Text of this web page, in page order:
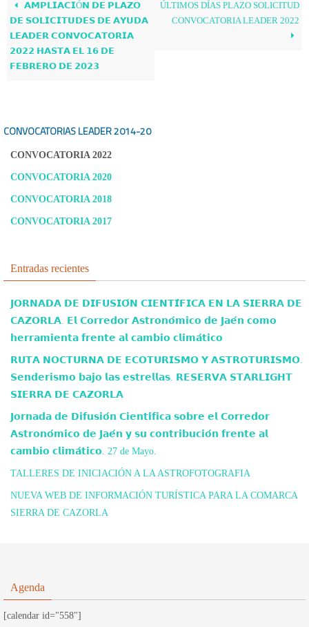
𝗔𝗠𝗣𝗟𝗜𝗔𝗖𝗜Ó𝗡 𝗗𝗘 𝗣𝗟𝗔𝗭𝗢
𝗗𝗘 𝗦𝗢𝗟𝗜𝗖𝗜𝗧𝗨𝗗𝗘𝗦 𝗗𝗘 𝗔𝗬𝗨𝗗𝗔
𝗟𝗘𝗔𝗗𝗘𝗥 𝗖𝗢𝗡𝗩𝗢𝗖𝗔𝗧𝗢𝗥𝗜𝗔
𝟮𝟬𝟮𝟮 𝗛𝗔𝗦𝗧𝗔 𝗘𝗟 𝟭𝟲 𝗗𝗘
𝗙𝗘𝗕𝗥𝗘𝗥𝗢 𝗗𝗘 𝟮𝟬𝟮𝟯
ÚLTIMOS DÍAS PLAZO SOLICITUD
CONVOCATORIA LEADER 2022
CONVOCATORIAS LEADER2014-20
CONVOCATORIA 2022
CONVOCATORIA 2020
CONVOCATORIA 2018
CONVOCATORIA 2017
Entradas recientes
𝗝𝗢𝗥𝗡𝗔𝗗𝗔 𝗗𝗘 𝗗𝗜𝗙𝗨𝗦𝗜𝗢́𝗡 𝗖𝗜𝗘𝗡𝗧𝗜́𝗙𝗜𝗖𝗔 𝗘𝗡 𝗟𝗔 𝗦𝗜𝗘𝗥𝗥𝗔 𝗗𝗘
𝗖𝗔𝗭𝗢𝗥𝗟𝗔. 𝗘𝗹 𝗖𝗼𝗿𝗿𝗲𝗱𝗼𝗿 𝗔𝘀𝘁𝗿𝗼𝗻𝗼́𝗺𝗶𝗰𝗼 𝗱𝗲 𝗝𝗮𝗲́𝗻 𝗰𝗼𝗺𝗼
𝗵𝗲𝗿𝗿𝗮𝗺𝗶𝗲𝗻𝘁𝗮 𝗳𝗿𝗲𝗻𝘁𝗲 𝗮𝗹 𝗰𝗮𝗺𝗯𝗶𝗼 𝗰𝗹𝗶𝗺𝗮́𝘁𝗶𝗰𝗼
𝗥𝗨𝗧𝗔 𝗡𝗢𝗖𝗧𝗨𝗥𝗡𝗔 𝗗𝗘 𝗘𝗖𝗢𝗧𝗨𝗥𝗜𝗦𝗠𝗢 𝗬 𝗔𝗦𝗧𝗥𝗢𝗧𝗨𝗥𝗜𝗦𝗠𝗢.
𝗦𝗲𝗻𝗱𝗲𝗿𝗶𝘀𝗺𝗼 𝗯𝗮𝗷𝗼 𝗹𝗮𝘀 𝗲𝘀𝘁𝗿𝗲𝗹𝗹𝗮𝘀. 𝗥𝗘𝗦𝗘𝗥𝗩𝗔 𝗦𝗧𝗔𝗥𝗟𝗜𝗚𝗛𝗧
𝗦𝗜𝗘𝗥𝗥𝗔 𝗗𝗘 𝗖𝗔𝗭𝗢𝗥𝗟𝗔
𝗝𝗼𝗿𝗻𝗮𝗱𝗮 𝗱𝗲 𝗗𝗶𝗳𝘂𝘀𝗶𝗼́𝗻 𝗖𝗶𝗲𝗻𝘁𝗶́𝗳𝗶𝗰𝗮 𝘀𝗼𝗯𝗿𝗲 𝗲𝗹 𝗖𝗼𝗿𝗿𝗲𝗱𝗼𝗿
𝗔𝘀𝘁𝗿𝗼𝗻𝗼́𝗺𝗶𝗰𝗼 𝗱𝗲 𝗝𝗮𝗲́𝗻 𝘆 𝘀𝘂 𝗰𝗼𝗻𝘁𝗿𝗶𝗯𝘂𝗰𝗶𝗼́𝗻 𝗳𝗿𝗲𝗻𝘁𝗲 𝗮𝗹
𝗰𝗮𝗺𝗯𝗶𝗼 𝗰𝗹𝗶𝗺𝗮́𝘁𝗶𝗰𝗼. 27 de Mayo.
TALLERES DE INICIACIÓN A LA ASTROFOTOGRAFIA
NUEVA WEB DE INFORMACIÓN TURÍSTICA PARA LA COMARCA
SIERRA DE CAZORLA
Agenda
[calendar id="558"]